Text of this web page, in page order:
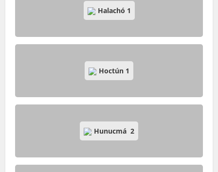
Halachó 1
Hoctún 1
Hunucmá 2